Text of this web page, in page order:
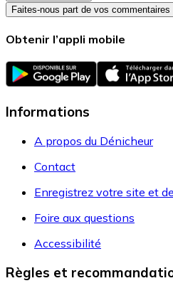
Faites-nous part de vos commentaires
Obtenir l’appli mobile
Informations
A propos du Dénicheur
Contact
Enregistrez votre site et
Foire aux questions
Accessibilité
Règles et